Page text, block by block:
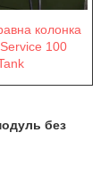
колонка
100
без